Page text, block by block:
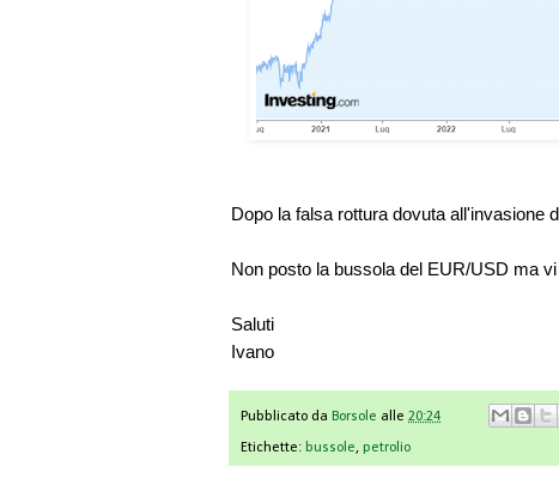
Dopo la falsa rottura dovuta all'invasione
Non posto la bussola del EUR/USD ma
Saluti
Ivano
Pubblicato da Borsole alle 20:24
Etichette: bussole, petrolio